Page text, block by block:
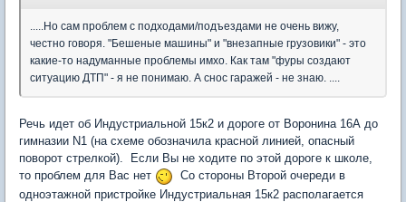
.....Но сам проблем с подходами/подъездами не очень вижу,
честно говоря. "Бешеные машины" и "внезапные грузовики" - это
какие-то надуманные проблемы имхо. Как там "фуры создают
ситуацию ДТП" - я не понимаю. А снос гаражей - не знаю. ....
Речь идет об Индустриальной 15к2 и дороге от Воронина 16А до
гимназии N1 (на схеме обозначила красной линией, опасный
поворот стрелкой). Если Вы не ходите по этой дороге к школе,
то проблем для Вас нет
Со стороны Второй очереди в
одноэтажной пристройке Индустриальная 15к2 располагается